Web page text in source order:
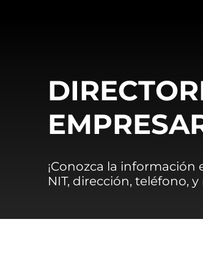
¡Conozca la
NIT, dirección, teléfono,